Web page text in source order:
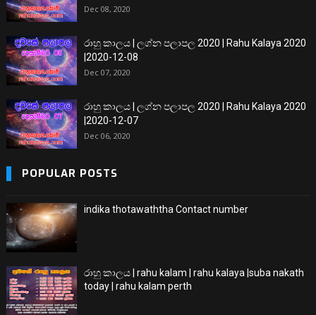
Dec 08, 2020
රාහු කාලය | ලග්න පලාපල 2020 | Rahu Kalaya 2020
|2020-12-08
Dec 07, 2020
රාහු කාලය | ලග්න පලාපල 2020 | Rahu Kalaya 2020
|2020-12-07
Dec 06, 2020
POPULAR POSTS
indika thotawaththa Contact number
රාහු කාලය | rahu kalam | rahu kalaya |suba nakath
today | rahu kalam perth